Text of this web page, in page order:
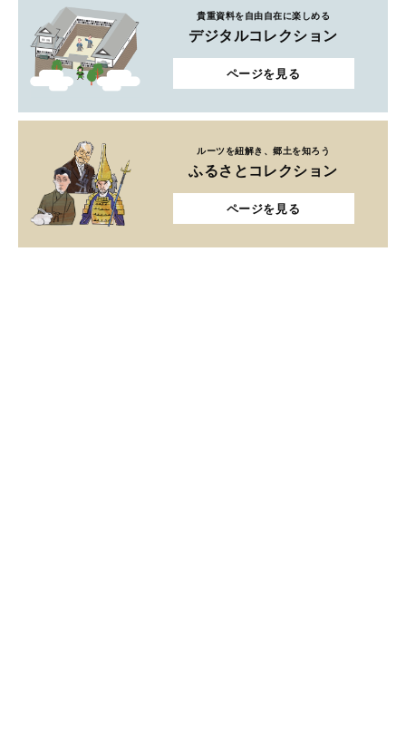
貴重資料を自由自在に楽しめる
デジタルコレクション
ページを見る
ルーツを紐解き、郷土を知ろう
ふるさとコレクション
ページを見る